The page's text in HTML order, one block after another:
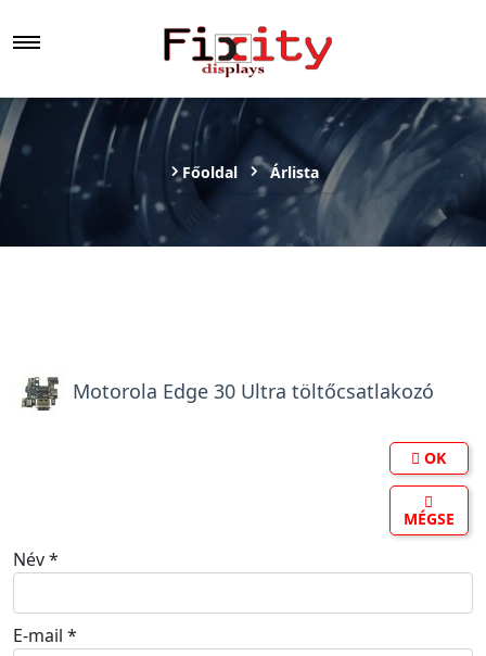
Főoldal Árlista
Motorola Edge 30 Ultra töltőcsatlakozó
OK
MÉGSE
Név*
E-mail *